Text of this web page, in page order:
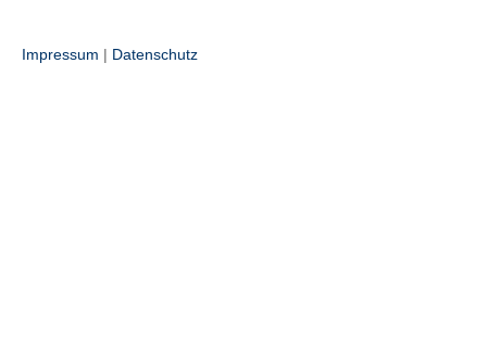
Impressum | Datenschutz